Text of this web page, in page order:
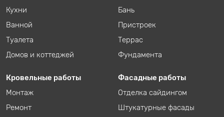
Кухни
Ванной
Туалета
Домов и коттеджей
Бань
Пристроек
Террас
Фундамента
Кровельные работы
Монтаж
Ремонт
Фасадные работы
Отделка сайдингом
Штукатурные фасады